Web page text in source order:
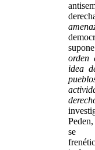
orden
idea
se